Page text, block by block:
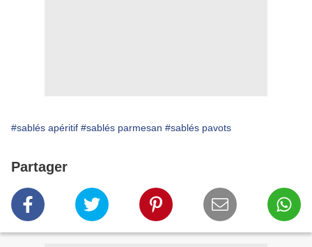
#sablés apéritif #sablés parmesan #sablés pavots
Partager